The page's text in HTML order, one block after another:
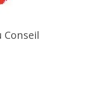
Conseil